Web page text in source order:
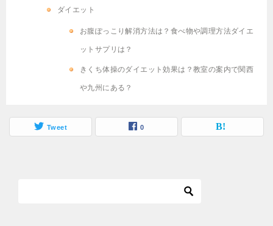
ダイエット
お腹ぽっこり解消方法は？食べ物や調理方法ダイエ
ットサプリは？
きくち体操のダイエット効果は？教室の案内で関西
や九州にある？
Tweet 0